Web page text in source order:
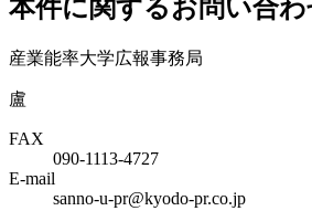
本件に関するお問い合
産業能率大学広報事務局
盧
FAX
090-1113-4727
E-mail
sanno-u-pr@kyodo-pr.co.jp